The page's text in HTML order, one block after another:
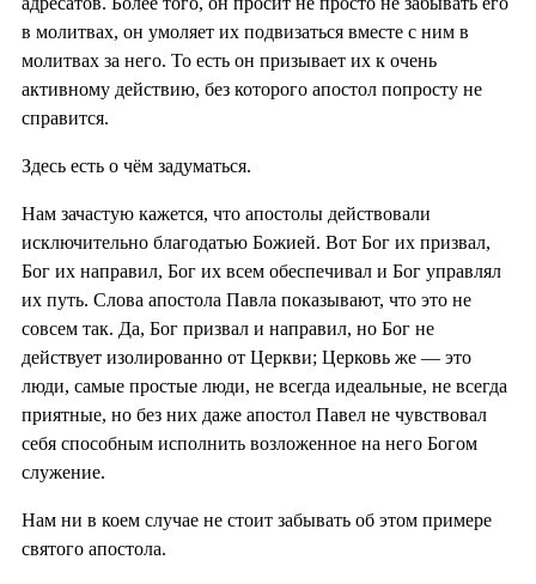
в молитвах, он умоляет их подвизаться вместе с ним в
молитвах за него. То есть он призывает их к очень
активному действию, без которого апостол попросту не
справится.
Здесь есть о чём задуматься.
Нам зачастую кажется, что апостолы действовали
исключительно благодатью Божией. Вот Бог их призвал,
Бог их направил, Бог их всем обеспечивал и Бог управлял
их путь. Слова апостола Павла показывают, что это не
совсем так. Да, Бог призвал и направил, но Бог не
действует изолированно от Церкви; Церковь же — это
люди, самые простые люди, не всегда идеальные, не всегда
приятные, но без них даже апостол Павел не чувствовал
себя способным исполнить возложенное на него Богом
служение.
Нам ни в коем случае не стоит забывать об этом примере
святого апостола.